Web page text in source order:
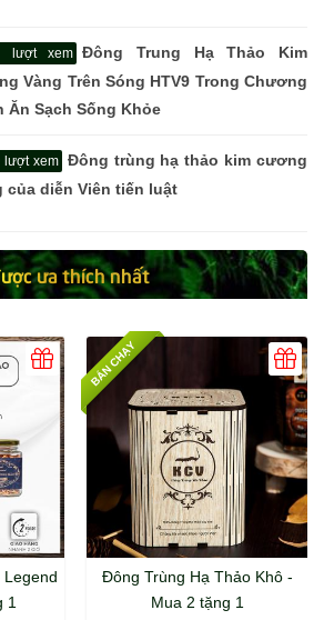
lượt xem Đông Trung Hạ Thảo Kim
Vàng Trên Sóng HTV9 Trong Chương
Ăn Sạch Sống Khỏe
lượt xem Đông trùng hạ thảo kim cương
của diễn Viên tiến luật
ưa thích nhất
1
Đông Trùng Hạ Thảo Khô -
Mua 2 tặng 1
BÁN CHẠY